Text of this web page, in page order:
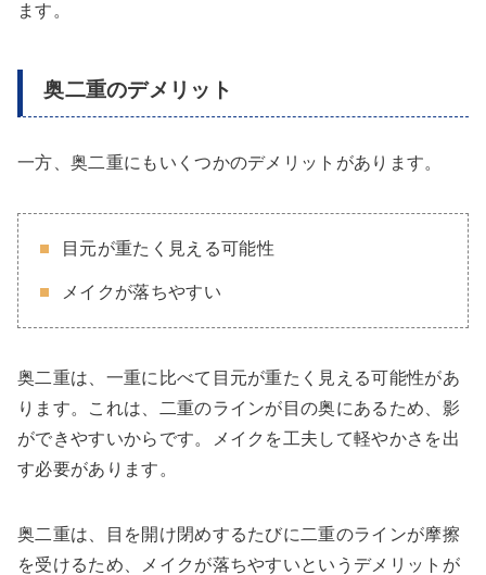
ます。
奥二重のデメリット
一方、奥二重にもいくつかのデメリットがあります。
目元が重たく見える可能性
メイクが落ちやすい
奥二重は、一重に比べて目元が重たく見える可能性があ
ります。これは、二重のラインが目の奥にあるため、影
ができやすいからです。メイクを工夫して軽やかさを出
す必要があります。
奥二重は、目を開け閉めするたびに二重のラインが摩擦
を受けるため、メイクが落ちやすいというデメリットが